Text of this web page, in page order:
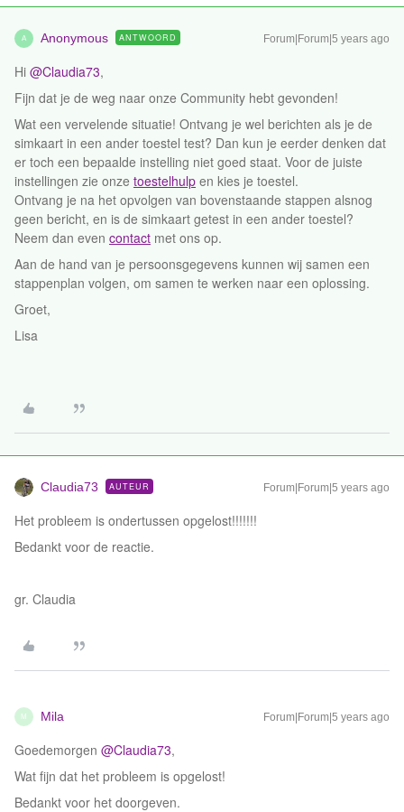
A Anonymous ANTWOORD Forum|Forum|5 years ago
Hi @Claudia73,
Fijn dat je de weg naar onze Community hebt gevonden!
Wat een vervelende situatie! Ontvang je wel berichten als je de
simkaart in een ander toestel test? Dan kun je eerder denken dat
er toch een bepaalde instelling niet goed staat. Voor de juiste
instellingen zie onze toestelhulp en kies je toestel.
Ontvang je na het opvolgen van bovenstaande stappen alsnog
geen bericht, en is de simkaart getest in een ander toestel?
Neem dan even contact met ons op.
Aan de hand van je persoonsgegevens kunnen wij samen een
stappenplan volgen, om samen te werken naar een oplossing.
Groet,
Lisa
Claudia73 AUTEUR Forum|Forum|5 years ago
Het probleem is ondertussen opgelost!!!!!!!
Bedankt voor de reactie.
gr. Claudia
M Mila Forum|Forum|5 years ago
Goedemorgen @Claudia73,
Wat fijn dat het probleem is opgelost!
Bedankt voor het doorgeven.